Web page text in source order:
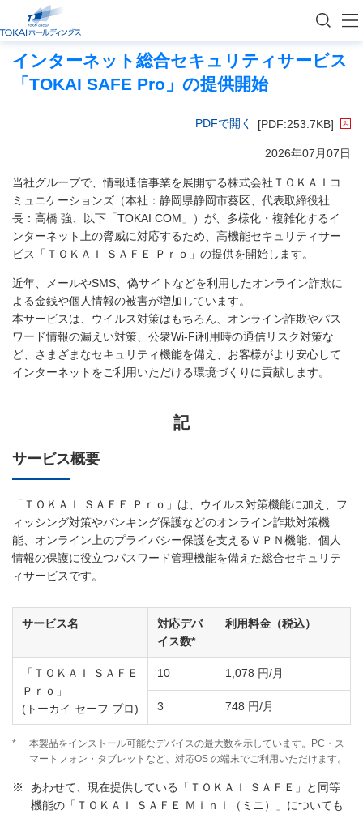
トップページ ニュース
情報通信
インターネット総合セキュリティサービス
「TOKAI SAFE Pro」の提供開始
PDFで開く [PDF:253.7KB]
2026年07月07日
当社グループで、情報通信事業を展開する株式会社ＴＯＫＡＩコ
ミュニケーションズ（本社：静岡県静岡市葵区、代表取締役社
長：高橋 強、以下「TOKAI COM」）が、多様化・複雑化するイ
ンターネット上の脅威に対応するため、高機能セキュリティサー
ビス「ＴＯＫＡＩ ＳＡＦＥ Ｐｒｏ」の提供を開始します。
近年、メールやSMS、偽サイトなどを利用したオンライン詐欺に
よる金銭や個人情報の被害が増加しています。
本サービスは、ウイルス対策はもちろん、オンライン詐欺やパス
ワード情報の漏えい対策、公衆Wi-Fi利用時の通信リスク対策な
ど、さまざまなセキュリティ機能を備え、お客様がより安心して
インターネットをご利用いただける環境づくりに貢献します。
記
サービス概要
「ＴＯＫＡＩ ＳＡＦＥ Ｐｒｏ」は、ウイルス対策機能に加え、フ
ィッシング対策やバンキング保護などのオンライン詐欺対策機
能、オンライン上のプライバシー保護を支えるＶＰＮ機能、個人
情報の保護に役立つパスワード管理機能を備えた総合セキュリテ
ィサービスです。
サービス名
対応デバ
イス数*
利用料金（税込）
「ＴＯＫＡＩ ＳＡＦＥ
Ｐｒｏ」
(トーカイ セーフ プロ)
10 1,078 円/月
3 748 円/月
*
本製品をインストール可能なデバイスの最大数を示しています。PC・ス
マートフォン・タブレットなど、対応OS の端末でご利用いただけます。
※
あわせて、現在提供している「ＴＯＫＡＩ ＳＡＦＥ」と同等
機能の「ＴＯＫＡＩ ＳＡＦＥ Ｍｉｎｉ（ミニ）」についても